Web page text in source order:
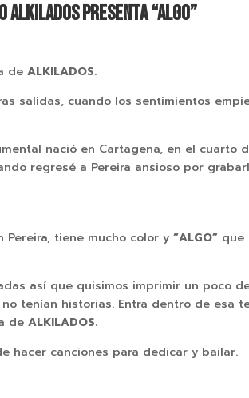
ALKILADOS PRESENTA “ALGO”
deALKILADOS.
salidas, cuando los sentimientos
nació en Cartagena, en el cuarto
regresé a Pereira ansioso por
Pereira, tiene mucho color y“ALGO” que
así que quisimos imprimir un poco
tenían historias. Entra dentro de esa
de ALKILADOS.
hacer canciones para dedicar y bailar.